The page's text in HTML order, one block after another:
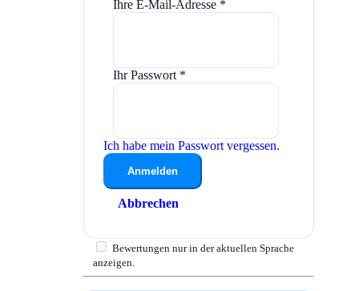
Ihre E-Mail-Adresse *
Ihr Passwort *
Ich habe mein Passwort vergessen.
Anmelden
Abbrechen
Bewertungen nur in der aktuellen Sprache
anzeigen.